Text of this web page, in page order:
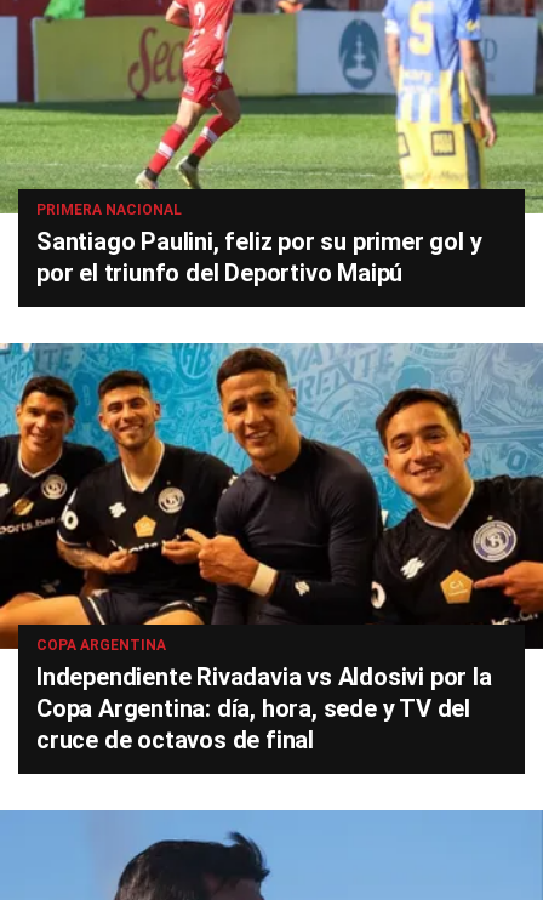
PRIMERA NACIONAL
Santiago Paulini, feliz por su primer gol y
por el triunfo del Deportivo Maipú
COPA ARGENTINA
Independiente Rivadavia vs Aldosivi por la
Copa Argentina: día, hora, sede y TV del
cruce de octavos de final